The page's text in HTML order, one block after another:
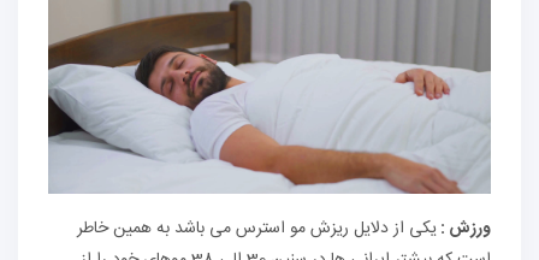
ورزش :یکی از دلایل ریزش مو استرس می باشد به همین خاطر